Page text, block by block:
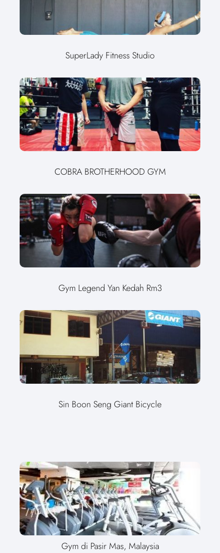
SuperLady Fitness Studio
COBRA BROTHERHOOD GYM
Gym Legend Yan Kedah Rm3
Sin Boon Seng Giant Bicycle
Gym di Pasir Mas, Malaysia